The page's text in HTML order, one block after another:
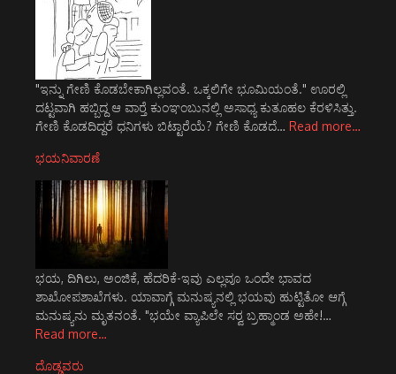
"ಇನ್ನು ಗೇಣಿ ಕೊಡಬೇಕಾಗಿಲ್ಲವಂತೆ. ಒಕ್ಕಲಿಗೇ ಭೂಮಿಯಂತೆ." ಊರಲ್ಲಿ
ದಟ್ಟವಾಗಿ ಹಬ್ಬಿದ್ದ ಆ ವಾರ್‍ತೆ ಕುಂಞಂಬುನಲ್ಲಿ ಅಸಾಧ್ಯ ಕುತೂಹಲ ಕೆರಳಿಸಿತ್ತು.
ಗೇಣಿ ಕೊಡದಿದ್ದರೆ ಧನಿಗಳು ಬಿಟ್ಟಾರೆಯೆ? ಗೇಣಿ ಕೊಡದೆ… Read more…
ಭಯನಿವಾರಣೆ
ಭಯ, ದಿಗಿಲು, ಅಂಜಿಕೆ, ಹೆದರಿಕೆ-ಇವು ಎಲ್ಲವೂ ಒಂದೇ ಭಾವದ
ಶಾಖೋಪಶಾಖೆಗಳು. ಯಾವಾಗ್ಗೆ ಮನುಷ್ಯನಲ್ಲಿ ಭಯವು ಹುಟ್ಟಿತೋ ಆಗ್ಗೆ
ಮನುಷ್ಯನು ಮೃತನಂತೆ. "ಭಯೇ ವ್ಯಾಪಿಲೇ ಸರ್‍ವ ಬ್ರಹ್ಮಾಂಡ ಅಹೇ!…
Read more…
ದೊಡ್ಡವರು